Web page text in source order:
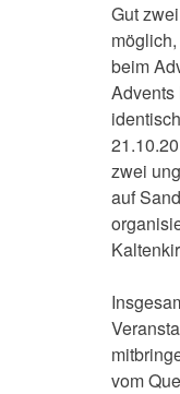
Gut
beim
Advents
zwei
auf
vom